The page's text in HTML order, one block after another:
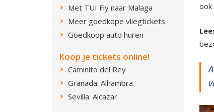
Met TUI Fly naar Malaga
Meer goedkope vliegtickets
Goedkoop auto huren
Koop je tickets online!
Caminito del Rey
Granada: Alhambra
Sevilla: Alcazar
ook